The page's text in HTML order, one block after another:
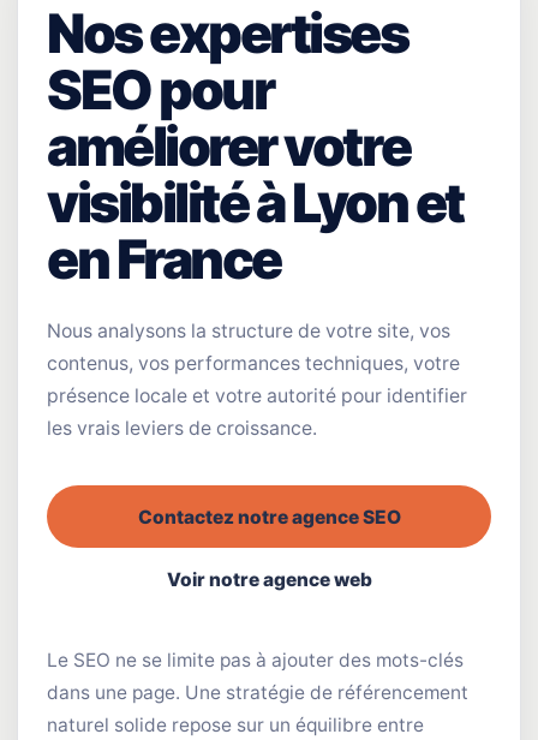
Nos expertises
SEO pour
améliorer votre
visibilité à Lyon et
en France
Nous analysons la structure de votre site, vos
contenus, vos performances techniques, votre
présence locale et votre autorité pour identifier
les vrais leviers de croissance.
Contactez notre agence SEO
Voir notre agence web
Le SEO ne se limite pas à ajouter des mots-clés
dans une page. Une stratégie de référencement
naturel solide repose sur un équilibre entre